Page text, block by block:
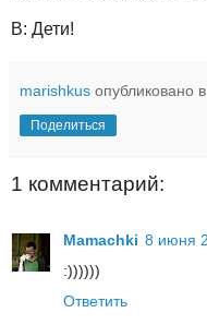
В: Дети!
marishkus опубликовано в
Поделиться
1 комментарий:
Mamachki 8 июня
:))))))
Ответить